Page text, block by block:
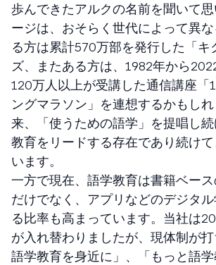
歩んできたアルクの名前を聞いて
ージは、おそらく世代によって異
る方は累計570万部を発行した「キ
ズ、またある方は、1982年から
120万人以上が受講した通信講座「
ングマラソン」を連想するかもし
来、「使うための語学」を提唱し
教育をリードする存在であり続け
います。
一方で現在、語学教育は書籍ベー
だけでなく、アプリなどのデジタ
る比率も高まっています。当社は
が入れ替わりましたが、現体制が
語学教育を身近に」、「もっと語